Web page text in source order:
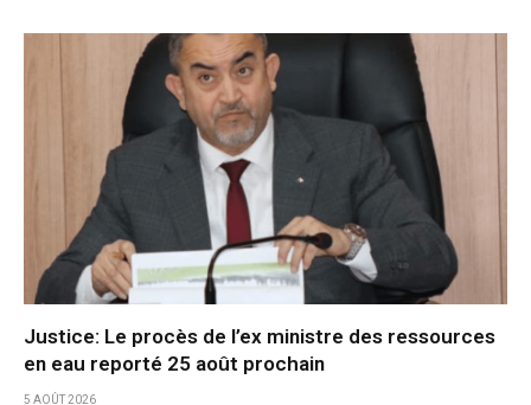
Justice: Le procès de l’ex ministre des ressources
en eau reporté 25 août prochain
5 AOÛT 2026